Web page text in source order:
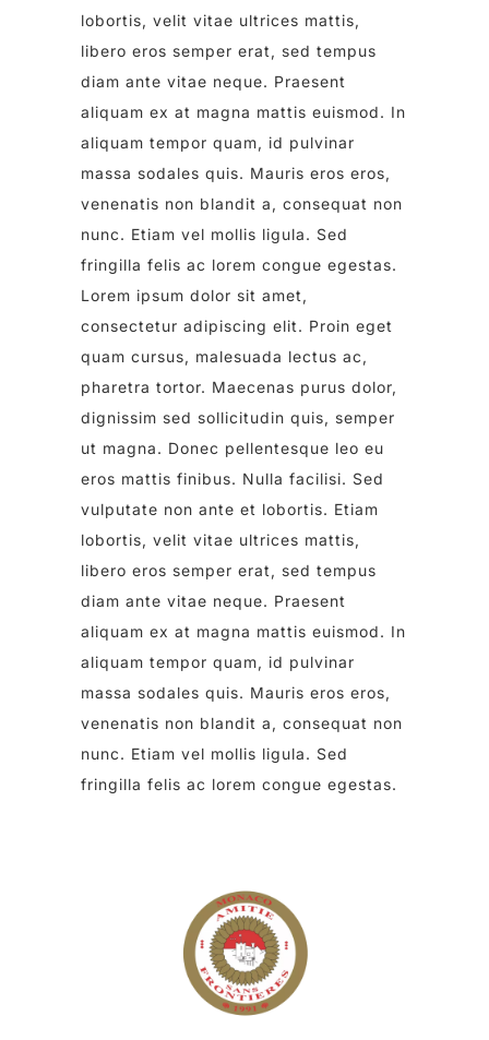
lobortis, velit vitae ultrices mattis,
libero eros semper erat, sed tempus
diam ante vitae neque. Praesent
aliquam ex at magna mattis euismod. In
aliquam tempor quam, id pulvinar
massa sodales quis. Mauris eros eros,
venenatis non blandit a, consequat non
nunc. Etiam vel mollis ligula. Sed
fringilla felis ac lorem congue egestas.
Lorem ipsum dolor sit amet,
consectetur adipiscing elit. Proin eget
quam cursus, malesuada lectus ac,
pharetra tortor. Maecenas purus dolor,
dignissim sed sollicitudin quis, semper
ut magna. Donec pellentesque leo eu
eros mattis finibus. Nulla facilisi. Sed
vulputate non ante et lobortis. Etiam
lobortis, velit vitae ultrices mattis,
libero eros semper erat, sed tempus
diam ante vitae neque. Praesent
aliquam ex at magna mattis euismod. In
aliquam tempor quam, id pulvinar
massa sodales quis. Mauris eros eros,
venenatis non blandit a, consequat non
nunc. Etiam vel mollis ligula. Sed
fringilla felis ac lorem congue egestas.